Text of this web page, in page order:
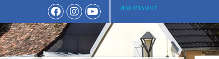
PLAN DE LA VILLE